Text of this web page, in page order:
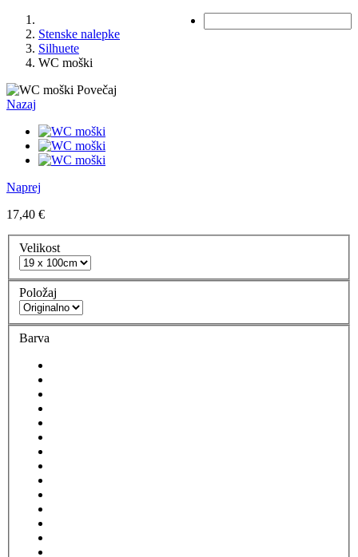
Stenske nalepke
Silhuete
WC moški
Povečaj
Nazaj
Naprej
17,40 €
Velikost
Položaj
Barva